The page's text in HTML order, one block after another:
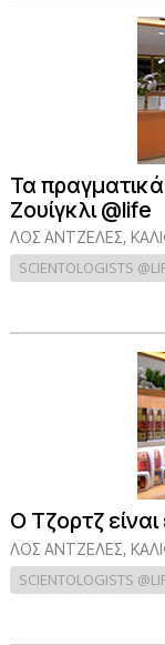
Τα
Ζουίγκλι @life
ΛΟΣ ΆΝΤΖΕΛΕΣ,
SCIENTOLOGISTS
Ο Τζορτζ
ΛΟΣ ΆΝΤΖΕΛΕΣ,
SCIENTOLOGISTS